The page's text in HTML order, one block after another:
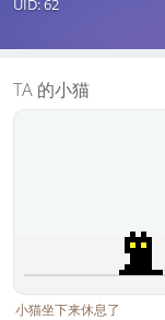
UID: 62
TA 的小猫
小猫坐下来休息了